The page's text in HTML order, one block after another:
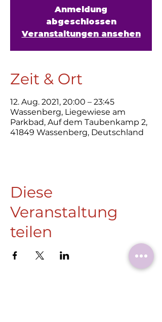
Anmeldung
abgeschlossen
Veranstaltungen ansehen
Zeit & Ort
12. Aug. 2021, 20:00 – 23:45
Wassenberg, Liegewiese am
Parkbad, Auf dem Taubenkamp 2,
41849 Wassenberg, Deutschland
Diese
Veranstaltung
teilen